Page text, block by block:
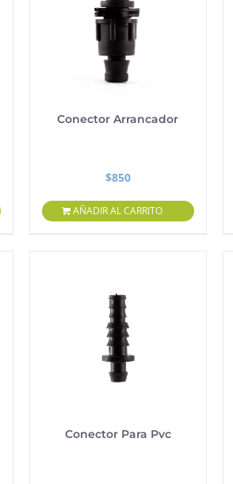
Conector Arrancador
$850
AÑADIR AL CARRITO
Conector Para Pvc